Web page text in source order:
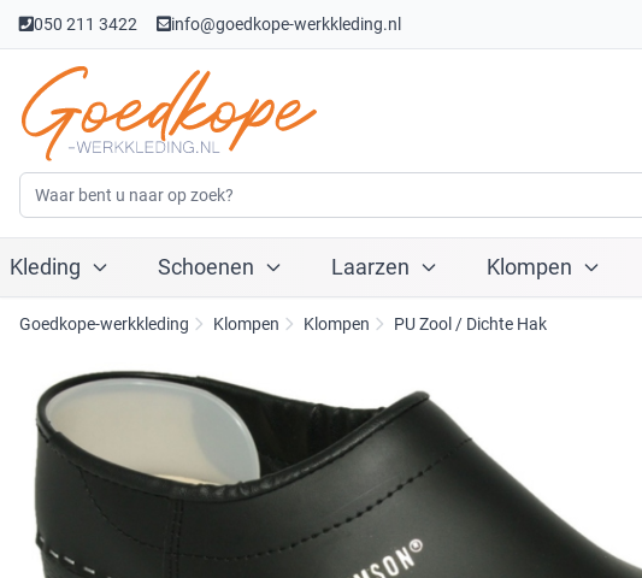
050 211 3422 info@goedkope-werkkleding.nl
Kleding Schoenen Laarzen Klompen
Goedkope-werkkleding Klompen Klompen PU Zool / Dichte Hak